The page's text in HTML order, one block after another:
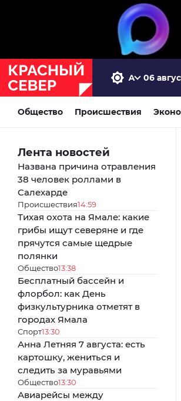
06
Общество Происшествия
Лента новостей
Названа причина отравления
38 человек роллами в
Салехарде
Происшествия14:59
Тихая охота на Ямале: какие
грибы ищут северяне и где
прячутся самые щедрые
полянки
Общество13:38
Бесплатный бассейн и
флорбол: как День
физкультурника отметят в
городах Ямала
Спорт13:30
Анна Летняя 7 августа: есть
картошку, жениться и
следить за муравьями
Общество13:30
Авиарейсы между